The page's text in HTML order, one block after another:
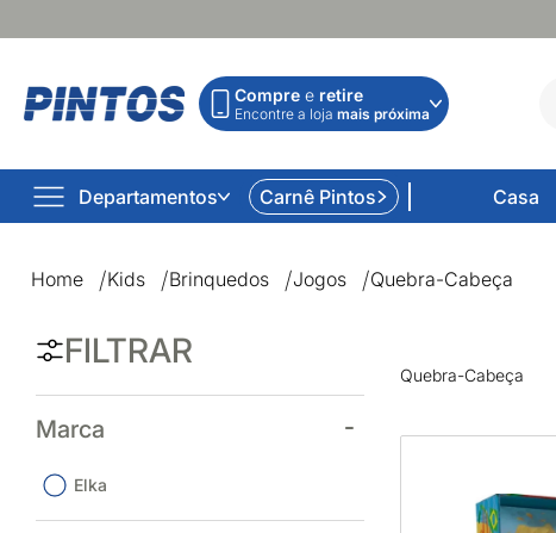
Compre e retire
Encontre a loja mais próxima
Departamentos Carnê Pintos Casa
Home
Kids Brinquedos Jogos Quebra-Cabeça
FILTRAR
Marca
Elka
Quebra-Cabeça